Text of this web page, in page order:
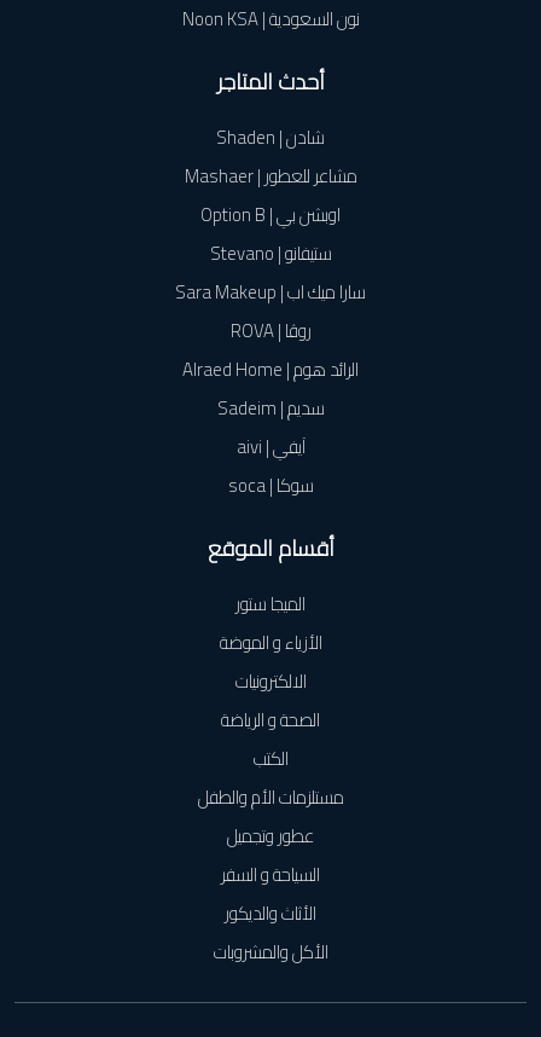
نون السعودية | Noon KSA
أحدث المتاجر
شادن | Shaden
مشاعر للعطور | Mashaer
اوبشن بي | Option B
ستيفانو | Stevano
سارا ميك اب | Sara Makeup
روڤا | ROVA
الرائد هوم | Alraed Home
سديم | Sadeim
آيفي | aivi
سوكا | soca
أقسام الموقع
الميجا ستور
الأزياء و الموضة
الالكترونيات
الصحة و الرياضة
الكتب
مستلزمات الأم والطفل
عطور وتجميل
السياحة و السفر
الأثاث والديكور
الأكل والمشروبات